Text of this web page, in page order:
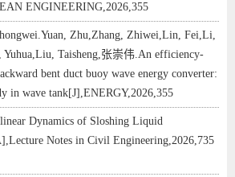
ENGINEERING,2026,355
Zhu,Zhang, Zhiwei,Lin, Fei,Li,
Taisheng,张崇伟.An efficiency-
bent duct buoy wave energy converter:
in wave tank[J],ENERGY,2026,355
Dynamics of Sloshing Liquid
Notes in Civil Engineering,2026,735